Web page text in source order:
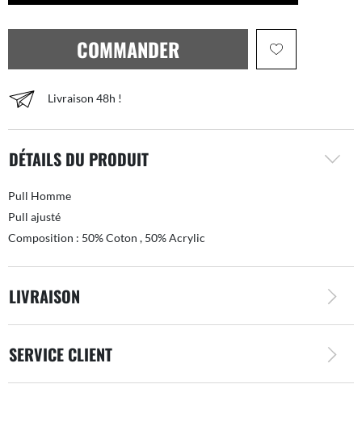
COMMANDER
Livraison 48h !
DÉTAILS DU PRODUIT
Pull Homme
Pull ajusté
Composition : 50% Coton , 50% Acrylic
LIVRAISON
SERVICE CLIENT